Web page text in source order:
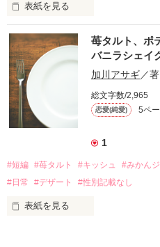
※「500文字の不気味なテスト
作品
表紙を見る
神々の時代より少し後の世のこ
巫女のリィは、大陸の西の果て
ていた。しかし、賊に襲われ、
晶玉を奪われてしまう。
焦るリィの前に、祭壇の奥から
の男性こそが竜神。水晶玉は封
のだ。
竜神は、リィに頼みごとをする。
るんだ。どうか彼を助け出すの
この世の創造主であり、全ての
天神から身を隠すため、竜神は
苺タルト、ポ
バニラシェイ
加川アサギ／著
総文字数/2,965
恋愛(純愛) 5ペ
1
#短編 #苺タルト #キッシュ #みかん
#日常
#デザート #性別記載なし
表紙を見る